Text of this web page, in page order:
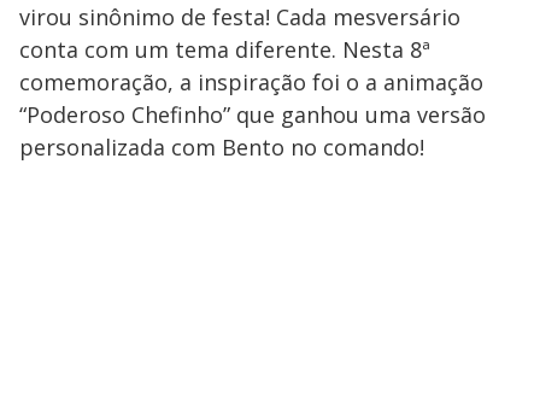
virou sinônimo de festa! Cada mesversário
conta com um tema diferente. Nesta 8ª
comemoração, a inspiração foi o a animação
“Poderoso Chefinho” que ganhou uma versão
personalizada com Bento no comando!